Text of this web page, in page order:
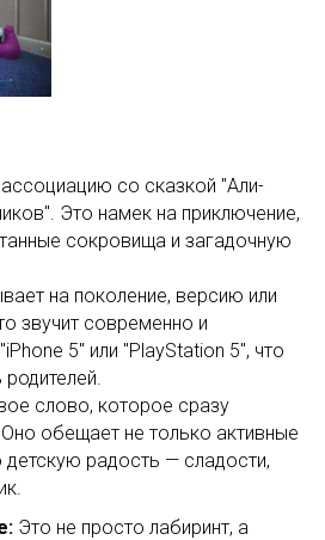
со сказкой "Али-
Это намек на приключение,
сокровища и загадочную
на поколение, версию или
звучит современно и
5" или "PlayStation 5", что
слово, которое сразу
Оно обещает не только активные
детскую радость — сладости,
Это не просто лабиринт, а